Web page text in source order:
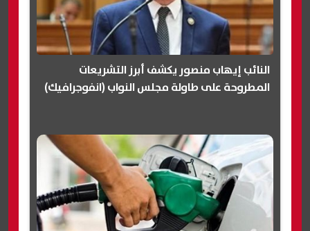
النائب إيهاب منصور يكشف أبرز التشريعات
المطروحة على طاولة مجلس النواب (انفوجرافيك)